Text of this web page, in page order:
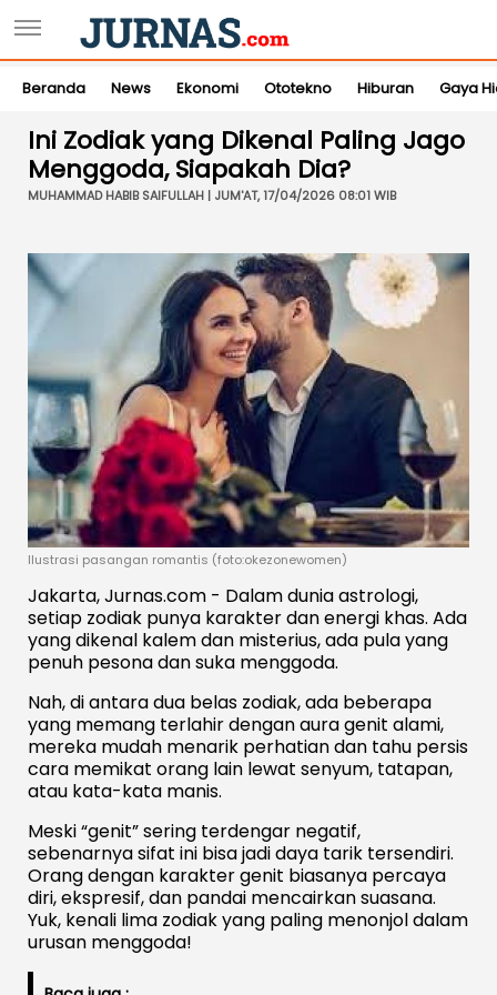
Beranda News Ekonomi Ototekno Hiburan Gaya
Ini Zodiak yang Dikenal Paling Jago
Menggoda, Siapakah Dia?
MUHAMMAD HABIB SAIFULLAH | JUM'AT, 17/04/2026 08:01 WIB
Ilustrasi pasangan romantis (foto:okezonewomen)
Jakarta, Jurnas.com - Dalam dunia astrologi,
setiap zodiak punya karakter dan energi khas. Ada
yang dikenal kalem dan misterius, ada pula yang
penuh pesona dan suka menggoda.
Nah, di antara dua belas zodiak, ada beberapa
yang memang terlahir dengan aura genit alami,
mereka mudah menarik perhatian dan tahu persis
cara memikat orang lain lewat senyum, tatapan,
atau kata-kata manis.
Meski “genit” sering terdengar negatif,
sebenarnya sifat ini bisa jadi daya tarik tersendiri.
Orang dengan karakter genit biasanya percaya
diri, ekspresif, dan pandai mencairkan suasana.
Yuk, kenali lima zodiak yang paling menonjol dalam
urusan menggoda!